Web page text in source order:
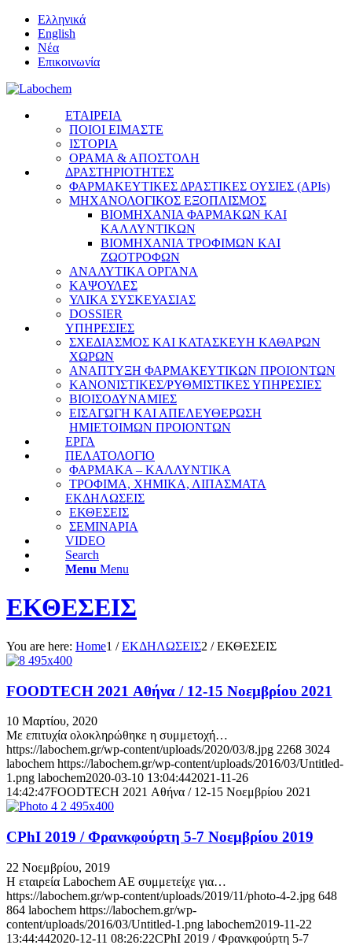
Ελληνικά
English
Νέα
Επικοινωνία
ΕΤΑΙΡΕΙΑ
ΠΟΙΟΙ ΕΙΜΑΣΤΕ
ΙΣΤΟΡΙΑ
ΟΡΑΜΑ & ΑΠΟΣΤΟΛΗ
ΔΡΑΣΤΗΡΙΟΤΗΤΕΣ
ΦΑΡΜΑΚΕΥΤΙΚΕΣ ΔΡΑΣΤΙΚΕΣ ΟΥΣΙΕΣ (APIs)
ΜΗΧΑΝΟΛΟΓΙΚΟΣ ΕΞΟΠΛΙΣΜΟΣ
ΒΙΟΜΗΧΑΝΙΑ ΦΑΡΜΑΚΩΝ ΚΑΙ
ΚΑΛΛΥΝΤΙΚΩΝ
ΒΙΟΜΗΧΑΝΙΑ ΤΡΟΦΙΜΩΝ ΚΑΙ
ΖΩΟΤΡΟΦΩΝ
ΑΝΑΛΥΤΙΚΑ ΟΡΓΑΝΑ
ΚΑΨΟΥΛΕΣ
ΥΛΙΚΑ ΣΥΣΚΕΥΑΣΙΑΣ
DOSSIER
ΥΠΗΡΕΣΙΕΣ
ΣΧΕΔΙΑΣΜΟΣ ΚΑΙ ΚΑΤΑΣΚΕΥΗ ΚΑΘΑΡΩΝ
ΧΩΡΩΝ
ΑΝΑΠΤΥΞΗ ΦΑΡΜΑΚΕΥΤΙΚΩΝ ΠΡΟΙΟΝΤΩΝ
ΚΑΝΟΝΙΣΤΙΚΕΣ/ΡΥΘΜΙΣΤΙΚΕΣ ΥΠΗΡΕΣΙΕΣ
ΒΙΟΙΣΟΔΥΝΑΜΙΕΣ
ΕΙΣΑΓΩΓΗ ΚΑΙ ΑΠΕΛΕΥΘΕΡΩΣΗ
ΗΜΙΕΤΟΙΜΩΝ ΠΡΟΙΟΝΤΩΝ
ΕΡΓΑ
ΠΕΛΑΤΟΛΟΓΙΟ
ΦΑΡΜΑΚΑ – ΚΑΛΛΥΝΤΙΚΑ
ΤΡΟΦΙΜΑ, ΧΗΜΙΚΑ, ΛΙΠΑΣΜΑΤΑ
ΕΚΔΗΛΩΣΕΙΣ
ΕΚΘΕΣΕΙΣ
ΣΕΜΙΝΑΡΙΑ
VIDEO
Search
Menu Menu
ΕΚΘΕΣΕΙΣ
You are here: Home1 / ΕΚΔΗΛΩΣΕΙΣ2 / ΕΚΘΕΣΕΙΣ
FOODTECH 2021 Αθήνα / 12-15 Νοεμβρίου 2021
10 Μαρτίου, 2020
Με επιτυχία ολοκληρώθηκε η συμμετοχή…
https://labochem.gr/wp-content/uploads/2020/03/8.jpg 2268 3024
labochem https://labochem.gr/wp-content/uploads/2016/03/Untitled-
1.png labochem2020-03-10 13:04:442021-11-26
14:42:47FOODTECH 2021 Αθήνα / 12-15 Νοεμβρίου 2021
CPhI 2019 / Φρανκφούρτη 5-7 Νοεμβρίου 2019
22 Νοεμβρίου, 2019
Η εταιρεία Labochem AE συμμετείχε για…
https://labochem.gr/wp-content/uploads/2019/11/photo-4-2.jpg 648
864 labochem https://labochem.gr/wp-
content/uploads/2016/03/Untitled-1.png labochem2019-11-22
13:44:442020-12-11 08:26:22CPhI 2019 / Φρανκφούρτη 5-7